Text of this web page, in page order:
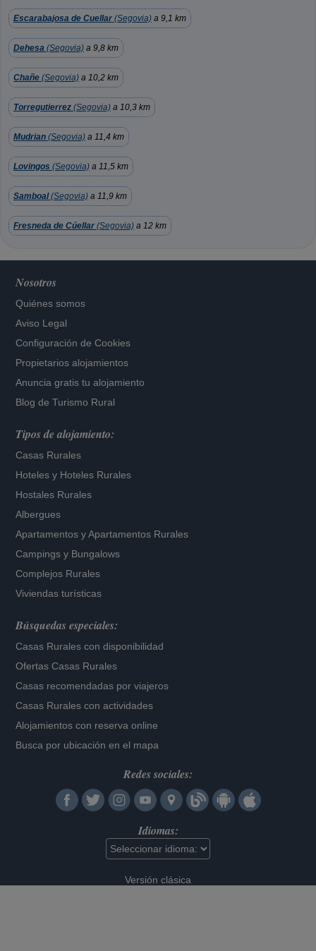
Escarabajosa de Cuellar (Segovia) a 9,1 km
Dehesa (Segovia) a 9,8 km
Chañe (Segovia) a 10,2 km
Torregutierrez (Segovia) a 10,3 km
Mudrian (Segovia) a 11,4 km
Lovingos (Segovia) a 11,5 km
Samboal(Segovia) a 11,9 km
Fresneda de Cúellar (Segovia) a 12 km
Nosotros
Quiénes somos
Aviso Legal
Configuración de Cookies
Propietarios alojamientos
Anuncia gratis tu alojamiento
Blog de Turismo Rural
Tipos de alojamiento:
Casas Rurales
Hoteles y Hoteles Rurales
Hostales Rurales
Albergues
Apartamentos yApartamentos Rurales
Campings y Bungalows
Complejos Rurales
Viviendas turísticas
Búsquedas especiales:
Casas Rurales con disponibilidad
Ofertas Casas Rurales
Casas recomendadas por viajeros
Casas Rurales con actividades
Alojamientos con reserva online
Busca por ubicación en el mapa
Redes sociales:
Idiomas:
Versión clásica